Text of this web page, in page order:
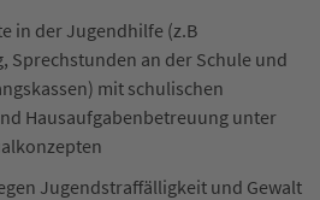
in der Jugendhilfe (z.B
Sprechstunden an der Schule und
mit schulischen
Hausaufgabenbetreuung unter
Jugendstraffälligkeit und Gewalt